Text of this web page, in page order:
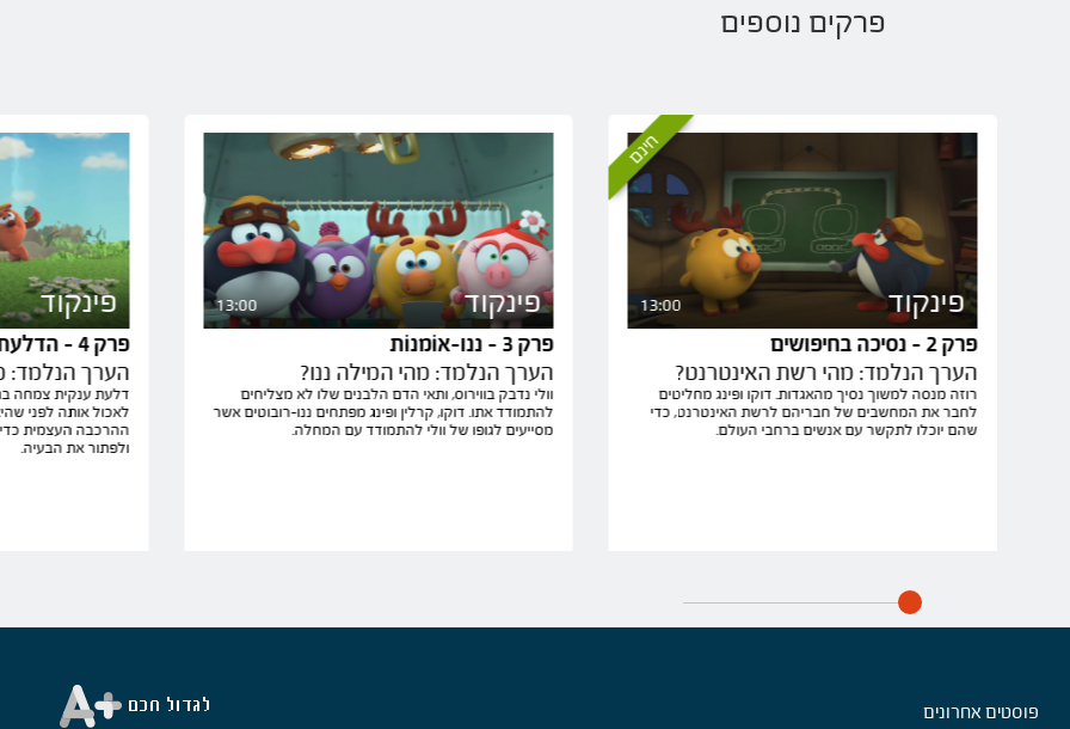
פרקים נוספים
חינם
פינקוד 13:00
פרק 2 - נסיכה בחיפושים
הערך הנלמד: מהי רשת האינטרנט?
רוזה מנסה למשוך נסיך מהאגדות. דוקו ופינג מחליטים
לחבר את המחשבים של חבריהם לרשת האינטרנט, כדי
שהם יוכלו לתקשר עם אנשים ברחבי העולם.
פינקוד 13:00
פרק 3 - ננו-אוֹמנוֹת
הערך הנלמד: מהי המילה ננו?
וולי נדבק בווירוס, ותאי הדם הלבנים שלו לא מצליחים
להתמודד אתו. דוקו, קרלין ופינג מפתחים ננו-רובוטים אשר
מסייעים לגופו של וולי להתמודד עם המחלה.
פינקוד
פרק 4 - הדלעת הנעלמת
הערך הנלמד:
דלעת ענקית צמחה
לאכול אותה לפני
ההרכבה העצמית כדי
ולפתור את הבעיה.
פוסטים אחרונים